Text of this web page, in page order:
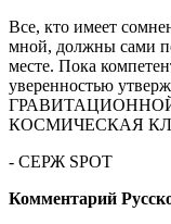
Все, кто имеет
мной, должны сами
месте. Пока
уверенностью
ГРАВИТАЦИОННОЙ
КОСМИЧЕСКАЯ
- СЕРЖ SPOT
Комментарий